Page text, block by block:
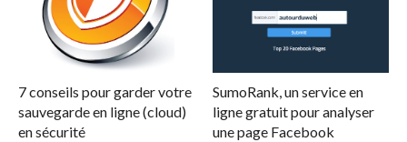
7 conseils pour garder votre
sauvegarde en ligne (cloud)
en sécurité
SumoRank, un service en
ligne gratuit pour analyser
une page Facebook